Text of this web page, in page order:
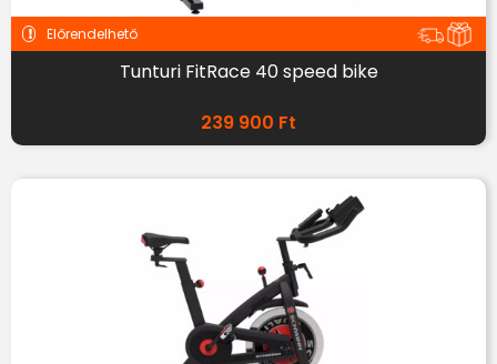
Előrendelhető
Tunturi FitRace 40 speed bike
239 900 Ft